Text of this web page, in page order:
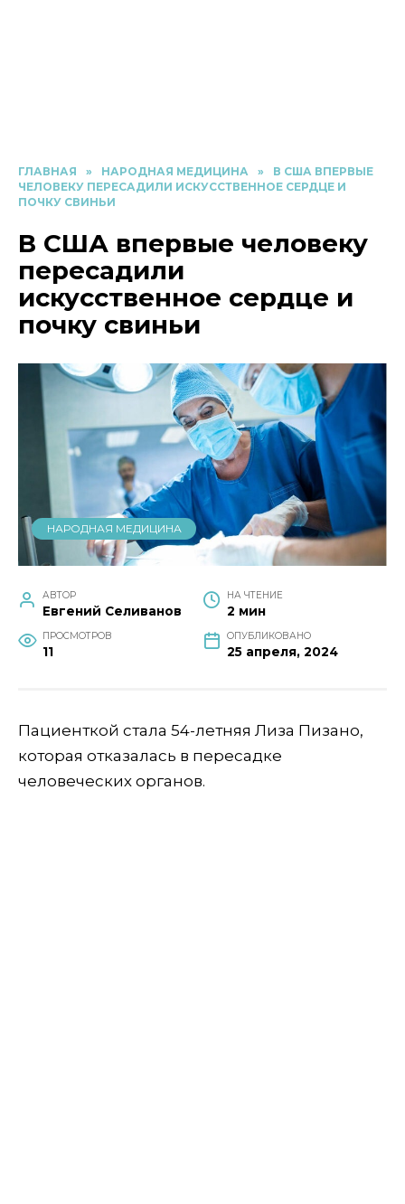
ГЛАВНАЯ » НАРОДНАЯ МЕДИЦИНА »
В США ВПЕРВЫЕ
ЧЕЛОВЕКУ ПЕРЕСАДИЛИ ИСКУССТВЕННОЕ СЕРДЦЕ И
ПОЧКУ СВИНЬИ
В США впервые человеку
пересадили
искусственное сердце и
почку свиньи
НАРОДНАЯ МЕДИЦИНА
АВТОР
Евгений Селиванов
НА ЧТЕНИЕ
2 мин
ПРОСМОТРОВ
11
ОПУБЛИКОВАНО
25 апреля, 2024
Пациенткой стала 54-летняя Лиза Пизано,
которая отказалась в пересадке
человеческих органов.